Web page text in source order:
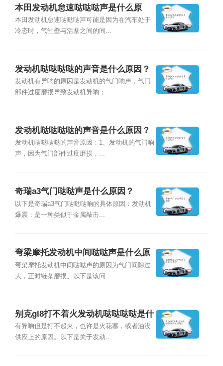
本田发动机怠速哒哒哒声是什么原
因？
本田发动机怠速哒哒哒声可能是因为在汽车处于
冷态时，气缸壁与活塞之间的间...
发动机哒哒哒哒的声音是什么原因？
发动机有异响的原因是发动机的气门响声，气门
部件过度磨损导致发动机异响；...
发动机哒哒哒哒的声音是什么原因？
发动机哒哒哒哒的声音原因：1、发动机的气门响
声，因为气门部件过度磨损，...
奇瑞a3气门哒哒声是什么原因？
以下是奇瑞a3气门哒哒哒响的具体原因：发动机
爆震：是一种类似于金属敲击...
弯梁摩托发动机中间哒哒声是什么原
因？
弯梁摩托发动机中间哒哒声的原因为气门间隙过
大，正时链条磨损。以下是该问...
别克gl8打不着火发动机哒哒哒哒是什
么原因？
有异响但是打不起火，也许是火花塞，或者油没
供应上的原因。以下是关于发动...